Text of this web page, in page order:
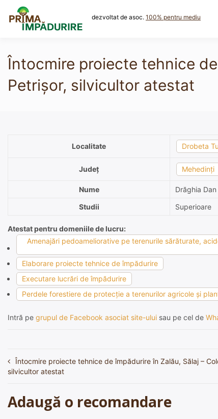
content
dezvoltat de asoc. 100% pentru mediu
Întocmire proiecte tehnice
Petrișor, silvicultor atestat
Localitate Drobeta
Județ Mehedinți
Nume
Drăghia
Studii
Superioare
Atestat pentru domeniile de lucru:
Amenajări pedoameliorative pe terenurile sărăturate,
Elaborare proiecte tehnice de împădurire
Executare lucrări de împădurire
Perdele forestiere de protecţie a terenurilor agricole şi
Intră pe grupul de Facebook asociat site-ului sau pe cel de
Navigare
articole
Întocmire proiecte tehnice de împădurire în Zalău, Sălaj –
silvicultor atestat
Adaugă o recomandare